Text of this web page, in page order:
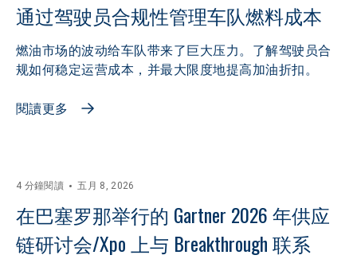
通过驾驶员合规性管理车队燃料成本
燃油市场的波动给车队带来了巨大压力。了解驾驶员合
规如何稳定运营成本，并最大限度地提高加油折扣。
閱讀更多
4 分鐘閱讀 五月 8, 2026
在巴塞罗那举行的 Gartner 2026 年供应
链研讨会/Xpo 上与 Breakthrough 联系